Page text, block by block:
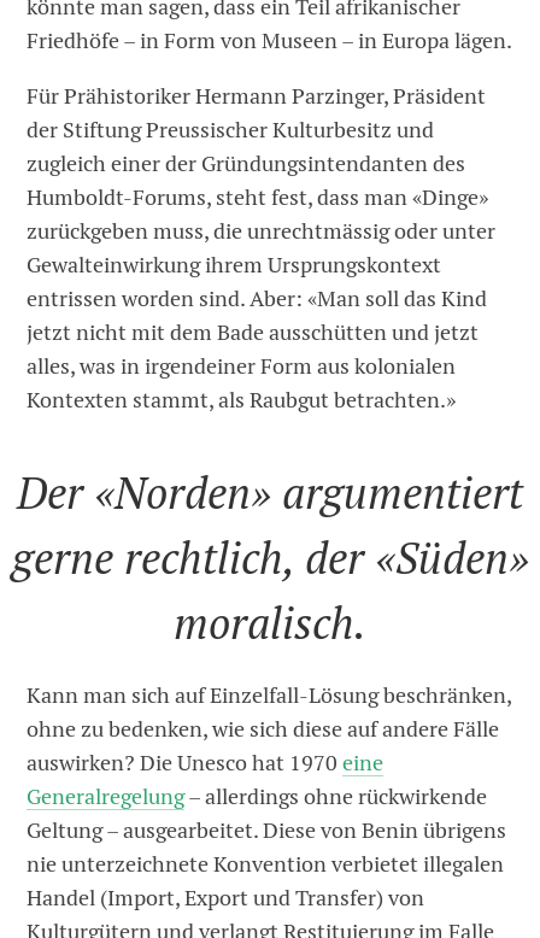
könnte man sagen, dass ein Teil afrikanischer
Friedhöfe – in Form von Museen – in Europa lägen.
Für Prähistoriker Hermann Parzinger, Präsident
der Stiftung Preussischer Kulturbesitz und
zugleich einer der Gründungsintendanten des
Humboldt-Forums, steht fest, dass man «Dinge»
zurückgeben muss, die unrechtmässig oder unter
Gewalteinwirkung ihrem Ursprungskontext
entrissen worden sind. Aber: «Man soll das Kind
jetzt nicht mit dem Bade ausschütten und jetzt
alles, was in irgendeiner Form aus kolonialen
Kontexten stammt, als Raubgut betrachten.»
Der «Norden» argumentiert
gerne rechtlich, der «Süden»
moralisch.
Kann man sich auf Einzelfall-Lösung beschränken,
ohne zu bedenken, wie sich diese auf andere Fälle
auswirken? Die Unesco hat 1970eine
Generalregelung– allerdings ohne rückwirkende
Geltung – ausgearbeitet. Diese von Benin übrigens
nie unterzeichnete Konvention verbietet illegalen
Handel (Import, Export und Transfer) von
Kulturgütern und verlangt Restituierung im Falle